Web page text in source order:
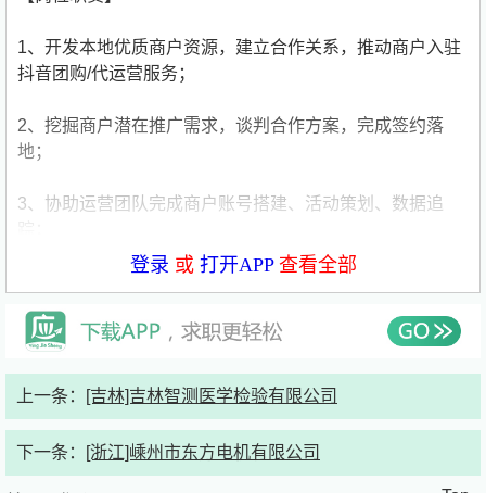
1、开发本地优质商户资源，建立合作关系，推动商户入驻
抖音团购/代运营服务；
2、挖掘商户潜在推广需求，谈判合作方案，完成签约落
地；
3、协助运营团队完成商户账号搭建、活动策划、数据追
岗位要求：
【任职要求】
登录 或 打开APP查看全部
上一条： [吉林]吉林智测医学检验有限公司
下一条： [浙江]嵊州市东方电机有限公司